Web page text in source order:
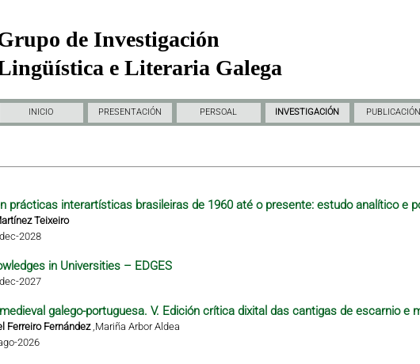
de Investigación
e Literaria Galega
INICIO PRESENTACIÓN PERSOAL INVESTIGACIÓN
prácticas interartísticas brasileiras de 1960 até o presente: estudo analítico e
Teixeiro
2028
in Universities – EDGES
2027
galego-portuguesa. V. Edición crítica dixital das cantigas de escarnio e
Ferreiro Fernández,Mariña Arbor Aldea
2026